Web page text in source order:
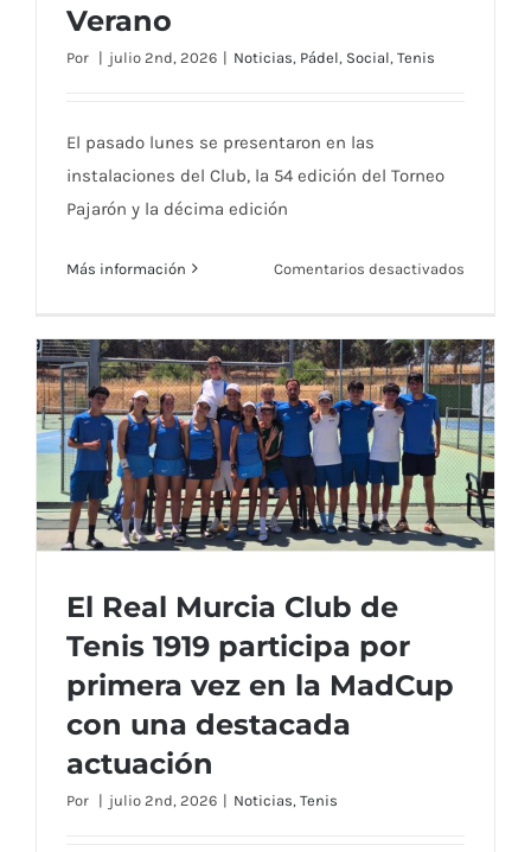
Verano
Por | julio 2nd, 2026 | Noticias, Pádel, Social, Tenis
El pasado lunes se presentaron en las
instalaciones del Club, la 54 edición del Torneo
Pajarón y la décima edición
Más información Comentarios desactivados
Torneo
Pajarón
y
X
Torneo
Pádel
Verano
El Real Murcia Club de Tenis 1919 participa
por primera vez en la MadCup con una
destacada actuación
El Real Murcia Club de
Tenis 1919 participa por
primera vez en la MadCup
con una destacada
actuación
Por | julio 2nd, 2026 | Noticias, Tenis